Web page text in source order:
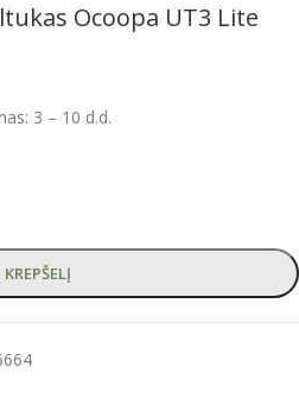
Ocoopa UT3 Lite
3 – 10 d.d.
KREPŠELĮ